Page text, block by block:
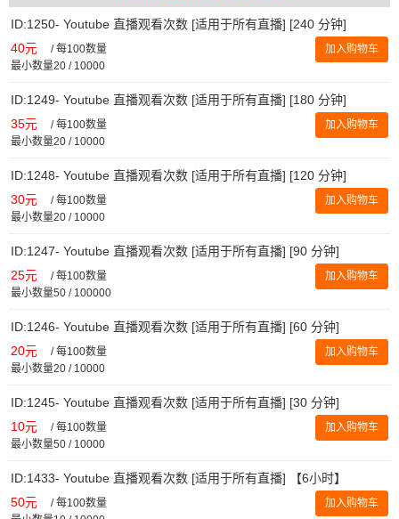
ID:1250- Youtube 直播观看次数 [适用于所有直播] [240 分钟]
40元 /每100数量
最小数量20 / 10000
加入购物车
ID:1249- Youtube 直播观看次数 [适用于所有直播] [180 分钟]
35元 /每100数量
最小数量20 / 10000
加入购物车
ID:1248- Youtube 直播观看次数 [适用于所有直播] [120 分钟]
30元 /每100数量
最小数量20 / 10000
加入购物车
ID:1247- Youtube 直播观看次数 [适用于所有直播] [90 分钟]
25元 /每100数量
最小数量50 / 100000
加入购物车
ID:1246- Youtube 直播观看次数 [适用于所有直播] [60 分钟]
20元 /每100数量
最小数量20 / 10000
加入购物车
ID:1245- Youtube 直播观看次数 [适用于所有直播] [30 分钟]
10元 /每100数量
最小数量50 / 10000
加入购物车
ID:1433- Youtube 直播观看次数 [适用于所有直播] 【6小时】
50元 /每100数量
加入购物车